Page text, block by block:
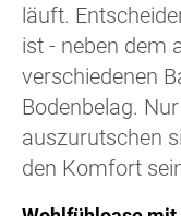
läuft.
ist - neben dem
verschiedenen
Bodenbelag.
auszurutschen
den Komfort